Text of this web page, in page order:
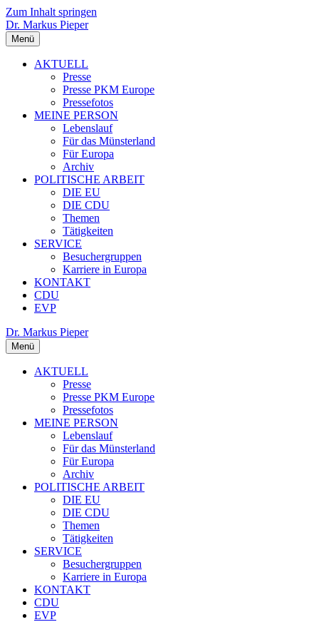
Zum Inhalt springen
Dr. Markus Pieper
Menü
AKTUELL
Presse
Presse PKM Europe
Pressefotos
MEINE PERSON
Lebenslauf
Für das Münsterland
Für Europa
Archiv
POLITISCHE ARBEIT
DIE EU
DIE CDU
Themen
Tätigkeiten
SERVICE
Besuchergruppen
Karriere in Europa
KONTAKT
CDU
EVP
Dr. Markus Pieper
Menü
AKTUELL
Presse
Presse PKM Europe
Pressefotos
MEINE PERSON
Lebenslauf
Für das Münsterland
Für Europa
Archiv
POLITISCHE ARBEIT
DIE EU
DIE CDU
Themen
Tätigkeiten
SERVICE
Besuchergruppen
Karriere in Europa
KONTAKT
CDU
EVP